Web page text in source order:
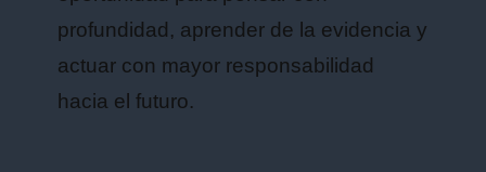
profundidad, aprender de la evidencia y
actuar con mayor responsabilidad
hacia el futuro.